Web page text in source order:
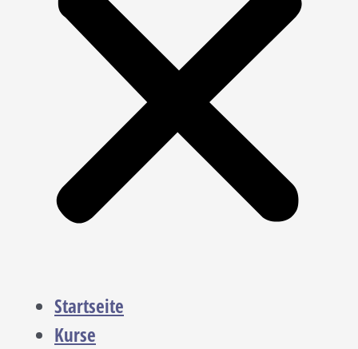
Startseite
Kurse